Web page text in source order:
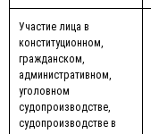
Участие лица в
конституционном,
гражданском,
административном,
уголовном
судопроизводстве,
судопроизводстве в